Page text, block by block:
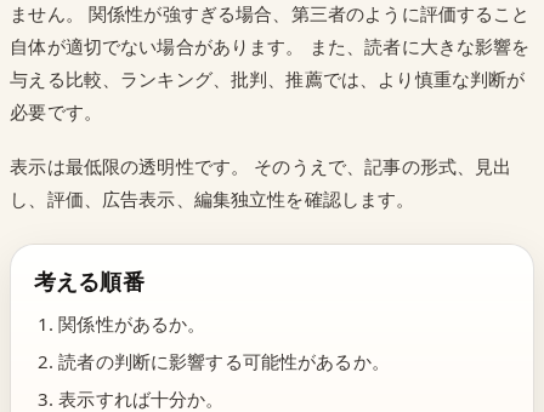
ません。 関係性が強すぎる場合、第三者のように評価すること
自体が適切でない場合があります。 また、読者に大きな影響を
与える比較、ランキング、批判、推薦では、より慎重な判断が
必要です。
表示は最低限の透明性です。 そのうえで、記事の形式、見出
し、評価、広告表示、編集独立性を確認します。
考える順番
関係性があるか。
読者の判断に影響する可能性があるか。
表示すれば十分か。